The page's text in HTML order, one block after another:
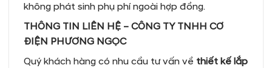
không phát sinh phụ phí ngoài hợp đồng.
THÔNG TIN LIÊN HỆ – CÔNG TY TNHH CƠ
ĐIỆN PHƯƠNG NGỌC
Quý khách hàng có nhu cầu tư vấn về thiết kế lắp